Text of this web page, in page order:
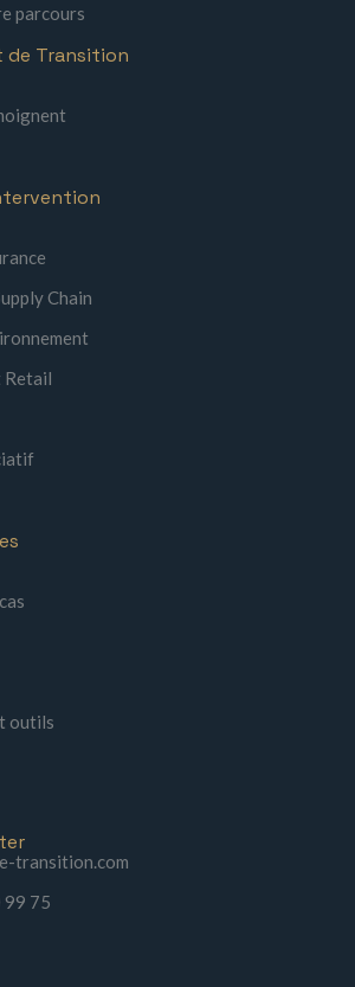
parcours
de Transition
Chain
outils
transition.com
99 75